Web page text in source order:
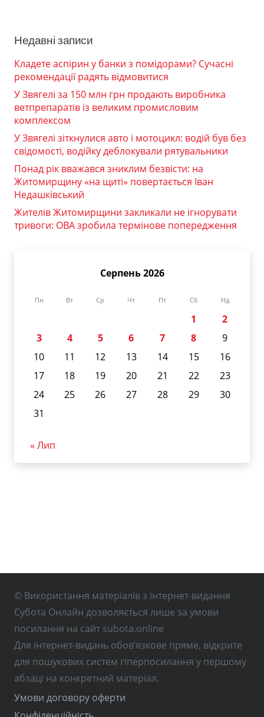
Недавні записи
Кладете аспірин у банки з помідорами? Сучасні
рекомендації радять відмовитися
У Звягелі за 150 млн грн продають виробника
ветпрепаратів із великим промисловим
комплексом
У Звягелі зіткнулися авто і мотоцикл: водій був без
свідомості, водійку деблокували рятувальники
Понад рік вважався зниклим безвісти: на
Житомирщину «на щиті» повертається Іван
Недашківський
Жителів Житомирщини закликали не ігнорувати
тривоги: ОВА зробила термінове попередження
Серпень 2026
Пн Вт Ср Чт Пт Сб Нд
1
2
3
4 5 6 7 8
9
10
11 12 13 14 15
16
17
18 19 20 21 22
23
24
25 26 27 28 29
30
31
« Лип
© Використання матеріалів з інтернет-видання
Субота Онлайн дозволяється лише за умови
посилання на сайт subota.online
Для інтернет-видань обов’язкове пряме, відкрите
для пошукових систем гіперпосилання у першому
абзаці на конкретний матеріал.
Умови договору оферти